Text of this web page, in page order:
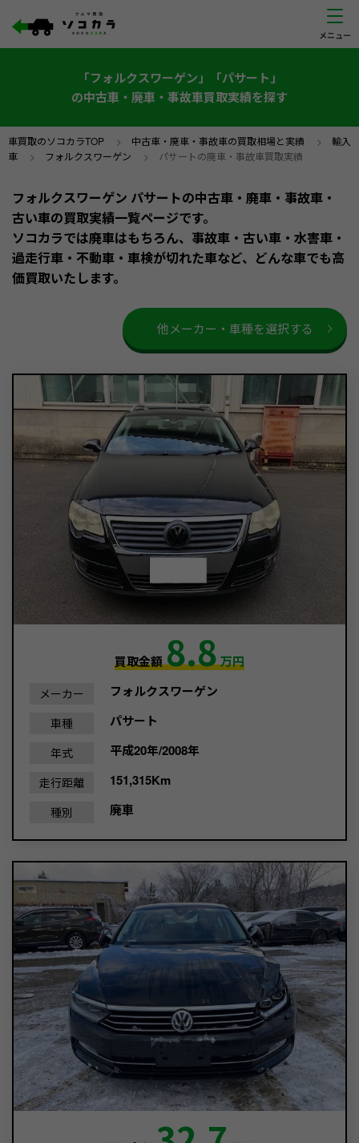
「フォルクスワーゲン」「パサート」
の中古車・廃車・事故車買取実績を探す
車買取のソコカラTOP > 中古車・廃車・事故車の買取相場と実績 > 輸入
車 > フォルクスワーゲン > パサートの廃車・事故車買取実績
フォルクスワーゲン パサートの中古車・廃車・事故車・
古い車の買取実績一覧ページです。
ソコカラでは廃車はもちろん、事故車・古い車・水害車・
過走行車・不動車・車検が切れた車など、どんな車でも高
価買取いたします。
他メーカー・車種を選択する
買取金額8.8万円
メーカー フォルクスワーゲン
車種 パサート
年式 平成20年/2008年
走行距離 151,315Km
種別 廃車